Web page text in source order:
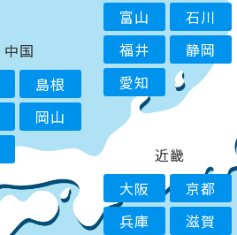
富山
石川
福井
静岡
愛知
近畿
大阪
京都
兵庫
滋賀
中国
島根
岡山